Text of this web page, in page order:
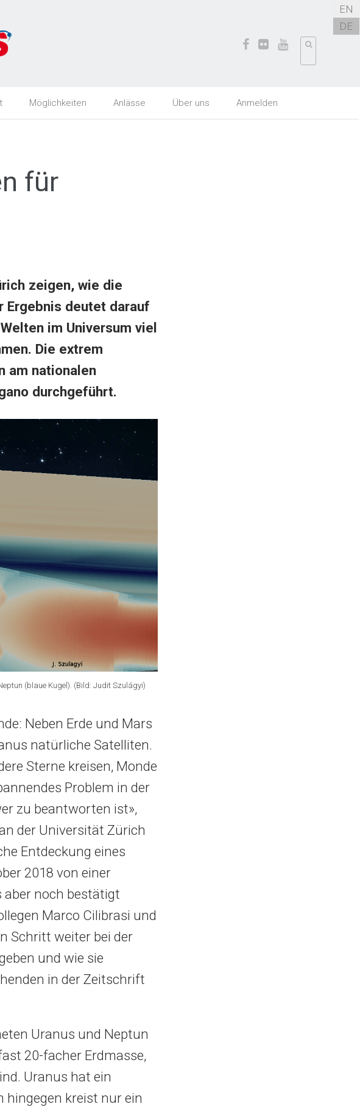
EN
DE
Möglichkeiten Anlässe Über uns Anmelden
für
zeigen, wie die
Ergebnis deutet darauf
im Universum viel
Die extrem
am nationalen
durchgeführt.
(blaue Kugel). (Bild: Judit Szulágyi)
Neben Erde und Mars
natürliche Satelliten.
Sterne kreisen, Monde
Problem in der
zu beantworten ist»,
der Universität Zürich
Entdeckung eines
2018 von einer
aber noch bestätigt
Marco Cilibrasi und
Schritt weiter bei der
und wie sie
in der Zeitschrift
Uranus und Neptun
20-facher Erdmasse,
Uranus hat ein
kreist nur ein